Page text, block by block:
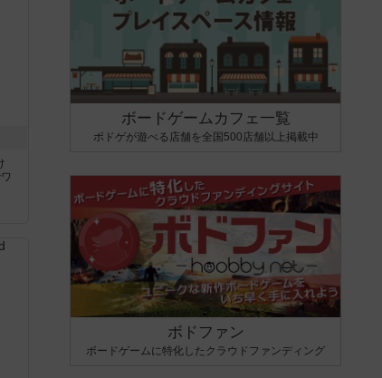
ボードゲームカフェ一覧
ボドゲが遊べる店舗を全国500店舗以上掲載中
ボドファン
ボードゲームに特化したクラウドファンディング